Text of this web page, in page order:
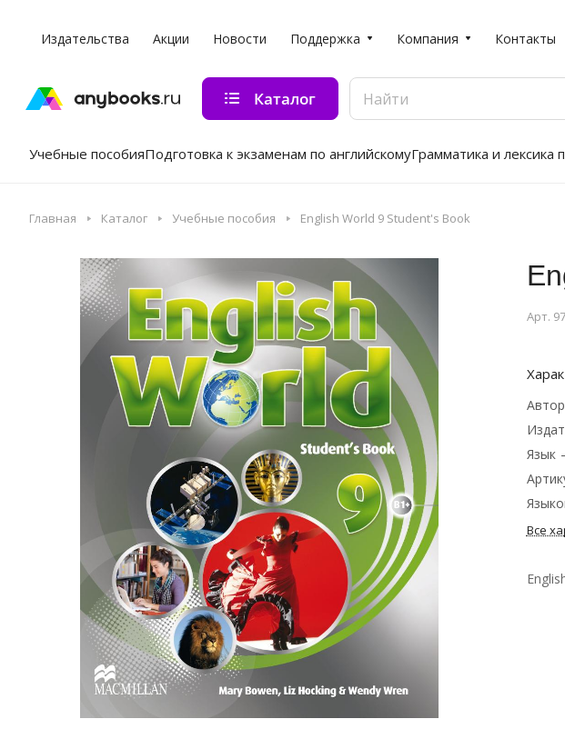
Издательства Акции Новости Поддержка Компания Контакты
Каталог
Учебные пособияПодготовка к экзаменам по английскомуГрамматика и лексика
Главная Каталог Учебные пособия English World 9 Student's Book
Арт.
Автор
Язык
Все